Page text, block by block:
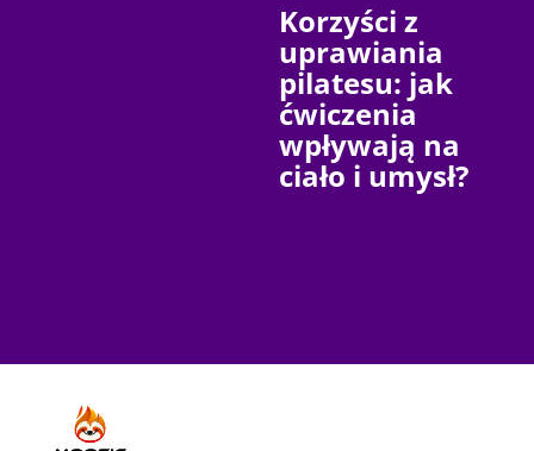
Korzyści z
uprawiania
pilatesu: jak
ćwiczenia
wpływają na
ciało i umysł?